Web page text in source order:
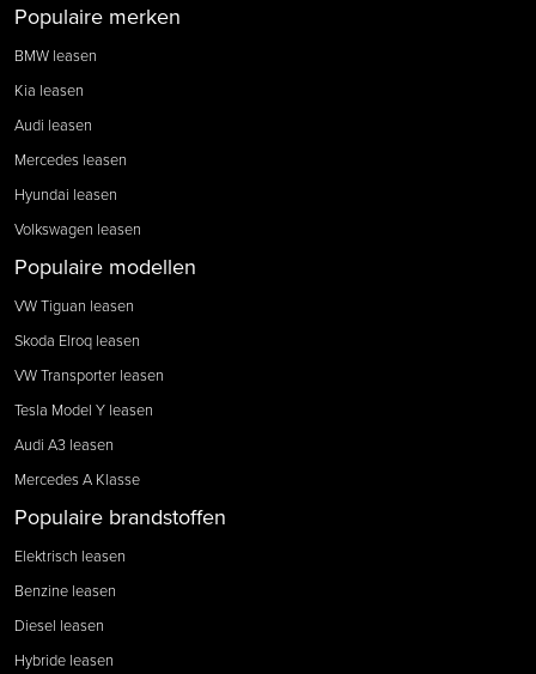
Populaire merken
BMW leasen
Kia leasen
Audi leasen
Mercedes leasen
Hyundai leasen
Volkswagen leasen
Populaire modellen
VW Tiguan leasen
Skoda Elroq leasen
VW Transporter leasen
Tesla Model Y leasen
Audi A3 leasen
Mercedes A Klasse
Populaire brandstoffen
Elektrisch leasen
Benzine leasen
Diesel leasen
Hybride leasen